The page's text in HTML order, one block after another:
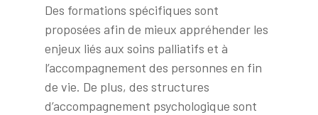
Des formations spécifiques sont
proposées afin de mieux appréhender les
enjeux liés aux soins palliatifs et à
l’accompagnement des personnes en fin
de vie. De plus, des structures
d’accompagnement psychologique sont